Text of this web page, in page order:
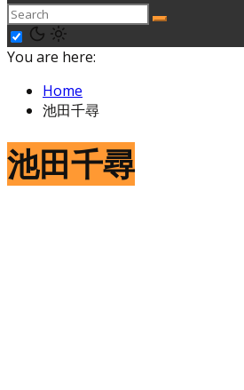
You are here:
Home
池田千尋
池田千尋